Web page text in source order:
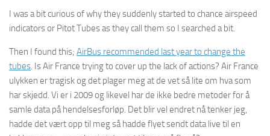
I was a bit curious of why they suddenly started to chance airspeed
indicators or Pitot Tubes as they call them so I searched a bit.
Then I found this; AirBus recommended last year to change the
tubes. Is Air France trying to cover up the lack of actions? Air France
ulykken er tragisk og det plager meg at de vet så lite om hva som
har skjedd. Vi er i 2009 og likevel har de ikke bedre metoder for å
samle data på hendelsesforløp. Det blir vel endret nå tenker jeg,
hadde det vært opp til meg så hadde flyet sendt data live til en